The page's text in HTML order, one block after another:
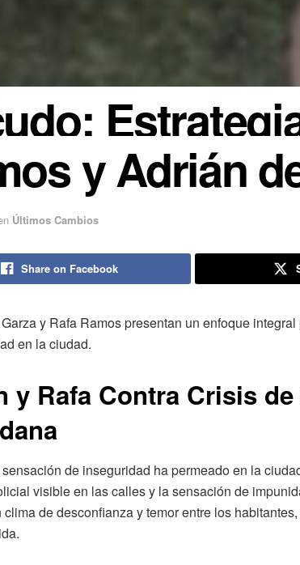
y Adrián
Últimos Cambios
Share on Facebook
y Rafa Ramos presentan un enfoque
en la ciudad.
y Rafa Contra Crisis
de inseguridad ha permeado en la
visible en las calles y la sensación de
de desconfianza y temor entre los